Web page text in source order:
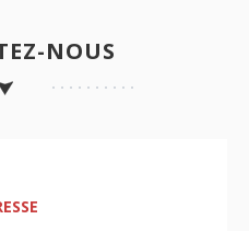
NOUS